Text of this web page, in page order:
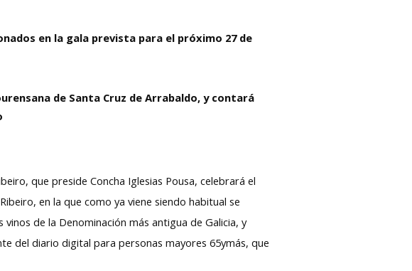
en la gala prevista para el próximo 27 de
de Santa Cruz de Arrabaldo, y contará
que preside Concha Iglesias Pousa, celebrará el
en la que como ya viene siendo habitual se
de la Denominación más antigua de Galicia, y
del diario digital para personas mayores 65ymás, que